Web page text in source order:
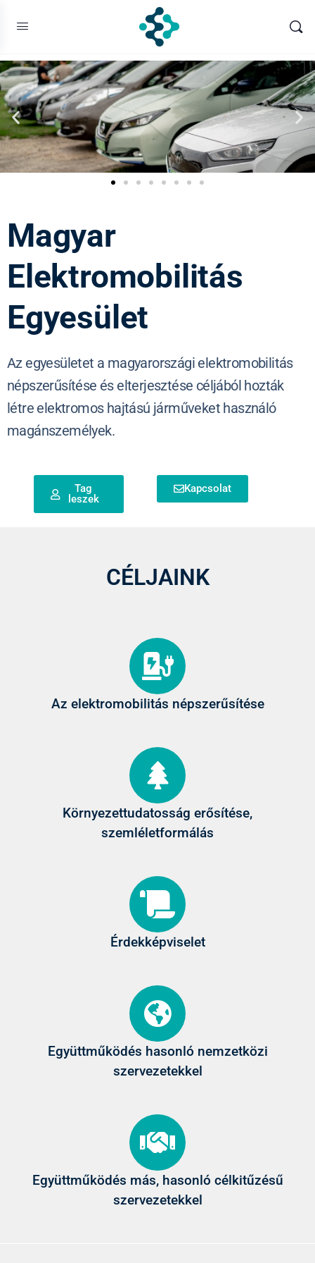
Magyar
Elektromobilitás
Egyesület
Az egyesületet a magyarországi elektromobilitás
népszerűsítése és elterjesztése céljából hozták
létre elektromos hajtású járműveket használó
magánszemélyek.
Tag
leszek
Kapcsolat
CÉLJAINK
Az elektromobilitás népszerűsítése
Környezettudatosság erősítése,
szemléletformálás
Érdekképviselet
Együttműködés hasonló nemzetközi
szervezetekkel
Együttműködés más, hasonló célkitűzésű
szervezetekkel